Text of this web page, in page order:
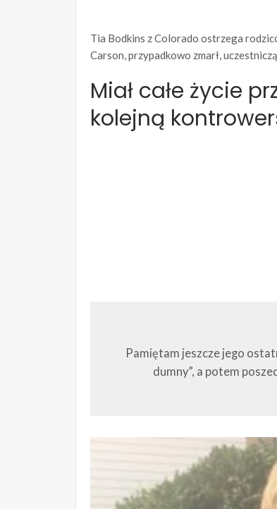
Tia Bodkins z Colorado ostrzega
Carson, przypadkowo zmarł,
Miał całe życie
kolejną
Pamiętam jeszcze jego
dumny”, a potem